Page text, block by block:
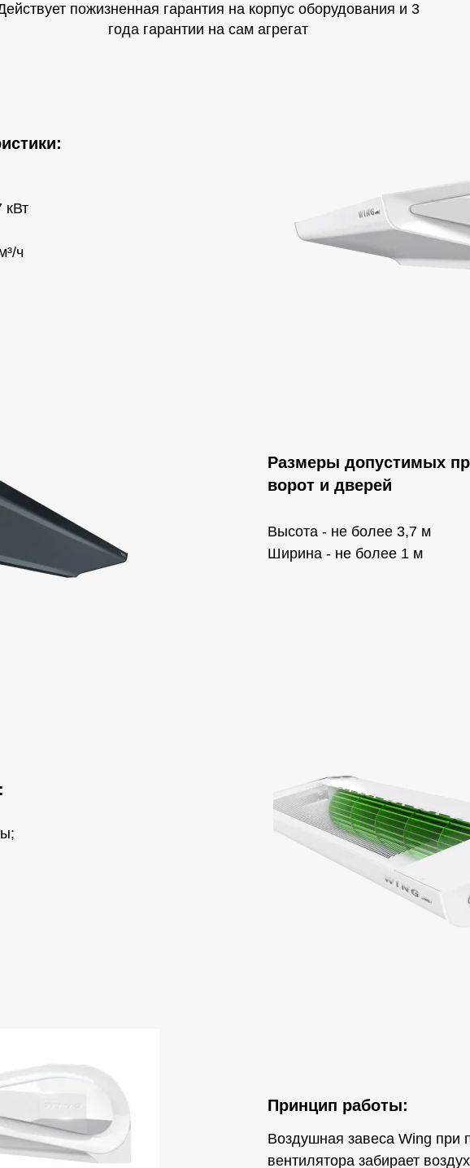
пожизненная гарантия на корпус оборудования и 3
года гарантии на сам агрегат
Размеры допустимых
ворот и дверей
Принцип работы:
кВт
ч
Высота - не более 3,7 м
Ширина - не более 1 м
Воздушная завеса Wing при
вентилятора забирает